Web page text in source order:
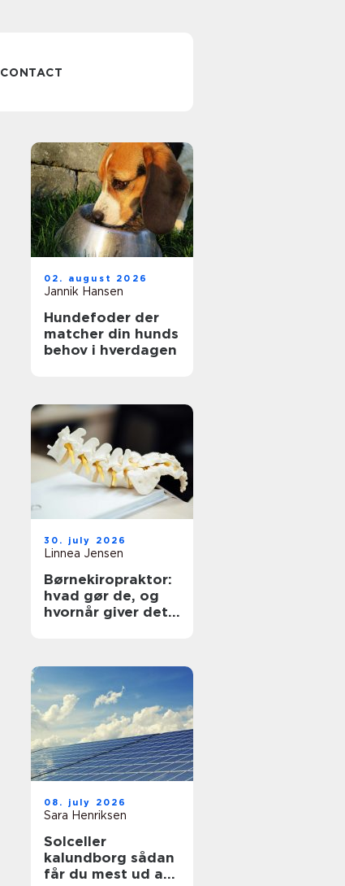
CONTACT
02. august 2026
Jannik Hansen
Hundefoder der
matcher din hunds
behov i hverdagen
30. july 2026
Linnea Jensen
Børnekiropraktor:
hvad gør de, og
hvornår giver det
08. july 2026
Sara Henriksen
Solceller
kalundborg sådan
får du mest ud af